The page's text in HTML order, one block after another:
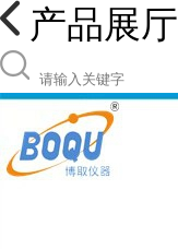
产品展厅